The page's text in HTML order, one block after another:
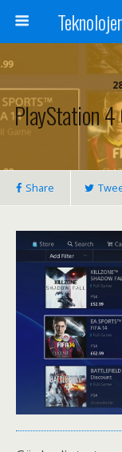
PlayStation 4
Share